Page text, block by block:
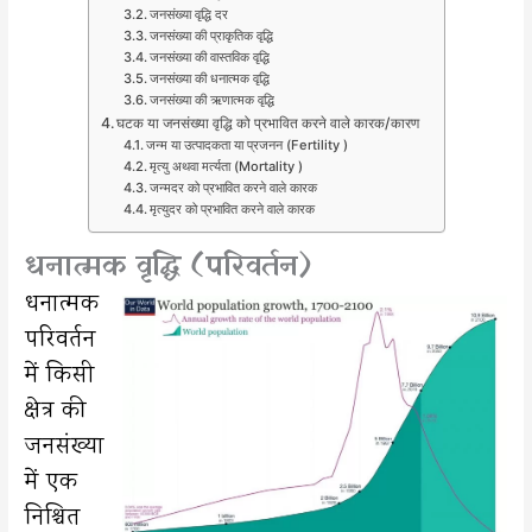
जनसंख्या वृद्धि दर
जनसंख्या की प्राकृतिक वृद्धि
जनसंख्या की वास्तविक वृद्धि
जनसंख्या की धनात्मक वृद्धि
जनसंख्या की ऋणात्मक वृद्धि
घटक या जनसंख्या वृद्धि को प्रभावित करने वाले कारक/कारण
जन्म या उत्पादकता या प्रजनन (Fertility )
मृत्यु अथवा मर्त्यता (Mortality )
जन्मदर को प्रभावित करने वाले कारक
मृत्युदर को प्रभावित करने वाले कारक
धनात्मक वृद्धि (परिवर्तन)
धनात्मक
परिवर्तन
में किसी
क्षेत्र की
जनसंख्या
में एक
निश्चित